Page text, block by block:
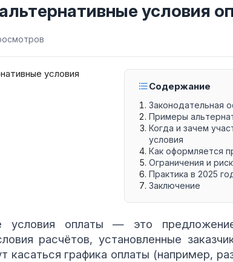
условия
Содержание
Законодательная
Примеры
Когда и зачем
условия
Как оформляется
Ограничения и
Практика в 2025
Заключение
условия оплаты — это
расчётов, установленные
касаться графика оплаты (например,